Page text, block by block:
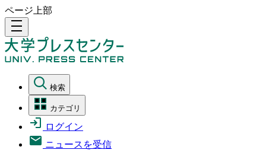
ページ上部
density_medium
検索
カテゴリ
ログイン
ニュースを受信